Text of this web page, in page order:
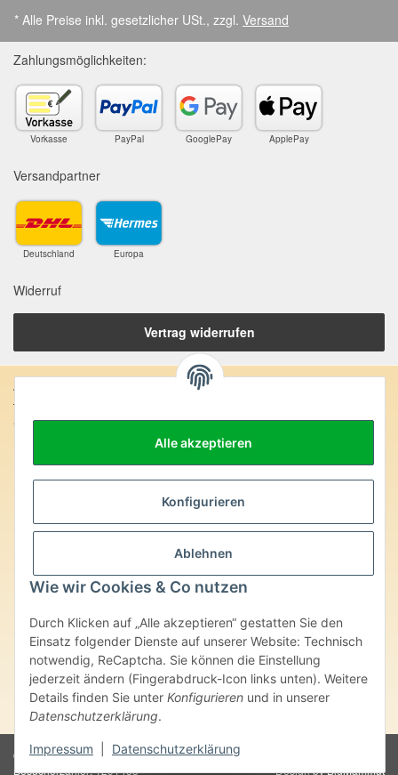
Alle akzeptieren
Konfigurieren
Ablehnen
Wie wir Cookies & Co nutzen
Durch Klicken auf „Alle akzeptieren“ gestatten Sie den
Einsatz folgender Dienste auf unserer Website: Technisch
notwendig, ReCaptcha. Sie können die Einstellung
jederzeit ändern (Fingerabdruck-Icon links unten). Weitere
Details finden Sie unter Konfigurieren und in unserer
Datenschutzerklärung.
Impressum Datenschutzerklärung
* Alle Preise inkl. gesetzlicher USt., zzgl. Versand
Zahlungsmöglichkeiten:
Vorkasse PayPal GooglePay ApplePay
Versandpartner
Deutschland Europa
Widerruf
Vertrag widerrufen
Anschrift:
SteinZeitOase
D-75391 Gechingen
Edelsteine und Mineralien werden im esoterischen Bereich
besondere Kräfte und Eigenschaften zugeordnet. Wir weisen
heilender Wirkungen (körperlich-seelisch-mental-geistig) einzelner
überlassenen Unterlagen bisher weder medizinisch anerkannt oder
wissenschaftlich nachweisbar sind. Die gemachten Angaben
beruhen ausschließlich auf Überlieferungen und langjähriger
Erfahrung. Unsere Produkte ersetzen nie den Besuch beim Arzt
oder Heilpraktiker und sind auch kein Medikamentenersatz. Auch
stellen unsere Angaben im ärztlichen Sinne keine Diagnose- oder
Therapieform dar.
© Karin Philippin - SteinZeitOase
Besucherzähler: 1291433
Design byBigMammut